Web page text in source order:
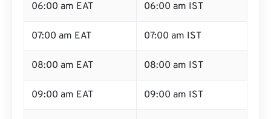
06:00 am EAT 06:00 am IST
07:00 am EAT 07:00 am IST
08:00 am EAT 08:00 am IST
09:00 am EAT 09:00 am IST